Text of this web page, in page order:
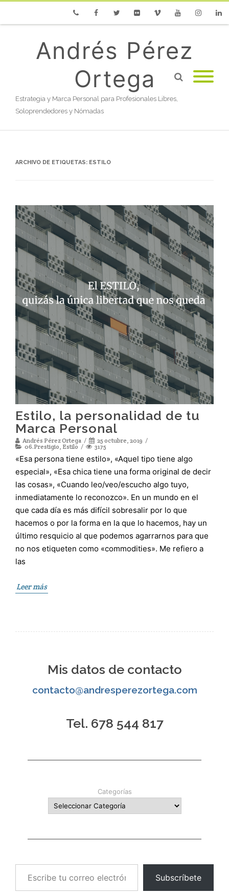
Andrés Pérez
Ortega
Estrategia y Marca Personal para Profesionales Libres,
Soloprendedores y Nómadas
ARCHIVO DE ETIQUETAS: ESTILO
Estilo, la personalidad de tu
Marca Personal
Andrés Pérez Ortega
25 octubre, 2019
06.Prestigio, Estilo 3175
«Esa persona tiene estilo», «Aquel tipo tiene algo
especial», «Esa chica tiene una forma original de decir
las cosas», «Cuando leo/veo/escucho algo tuyo,
inmediatamente lo reconozco». En un mundo en el
que cada día es más difícil sobresalir por lo que
hacemos o por la forma en la que lo hacemos, hay un
último resquicio al que podemos agarrarnos para que
no nos etiqueten como «commodities». Me refiero a
las
Leer más
Mis datos de contacto
contacto@andresperezortega.com
Tel. 678 544 817
Categorías
Escribe tu correo electrónico…
Subscríbete